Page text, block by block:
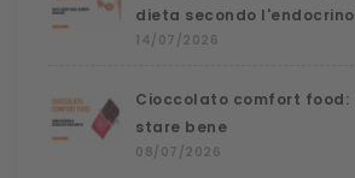
dieta secondo
14/07/2026
Cioccolato comfort food:
stare bene
08/07/2026